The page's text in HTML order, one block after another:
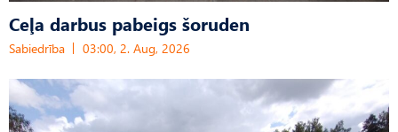
Ceļa darbus pabeigs šoruden
Sabiedrība 03:00, 2. Aug, 2026